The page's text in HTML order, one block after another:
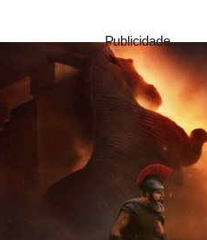
Publicidade